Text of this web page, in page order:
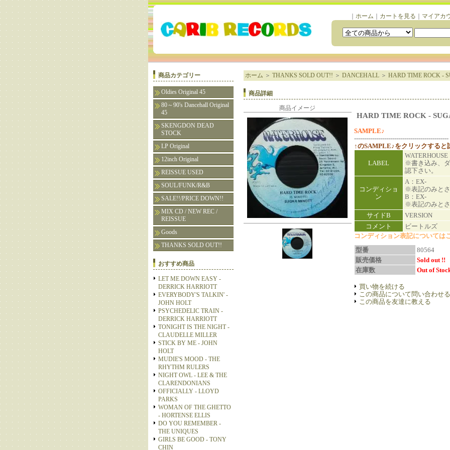
ホーム カートを見る マイアカ
商品カテゴリー
Oldies Original 45
80～90's Dancehall Original
45
SKENGDON DEAD
STOCK
LP Original
12inch Original
REISSUE USED
SOUL/FUNK/R&B
SALE!!/PRICE DOWN!!
MIX CD / NEW REC /
REISSUE
Goods
THANKS SOLD OUT!!
おすすめ商品
LET ME DOWN EASY -
DERRICK HARRIOTT
EVERYBODY'S TALKIN' -
JOHN HOLT
PSYCHEDELIC TRAIN -
DERRICK HARRIOTT
TONIGHT IS THE NIGHT -
CLAUDELLE MILLER
STICK BY ME - JOHN
HOLT
MUDIE'S MOOD - THE
RHYTHM RULERS
NIGHT OWL - LEE & THE
CLARENDONIANS
OFFICIALLY - LLOYD
PARKS
WOMAN OF THE GHETTO
- HORTENSE ELLIS
DO YOU REMEMBER -
THE UNIQUES
GIRLS BE GOOD - TONY
CHIN
ホーム ＞ THANKS SOLD OUT!! ＞ DANCEHALL＞ HARD TIME ROCK -
商品詳細
商品イメージ
HARD TIME ROCK -
SAMPLE♪
-----------------------------------------------
↑のSAMPLE♪をクリックすると
LABEL
WATERHOUSE
※書き込み、
認下さい。
コンディショ
ン
A：EX-
※表記のみとさ
B：EX-
※表記のみとさ
サイドB
VERSION
コメント
ビートルズ
コンディション表記については
型番
80564
販売価格
Sold out !!
在庫数
Out of
買い物を続ける
この商品について問い合わせる
この商品を友達に教える